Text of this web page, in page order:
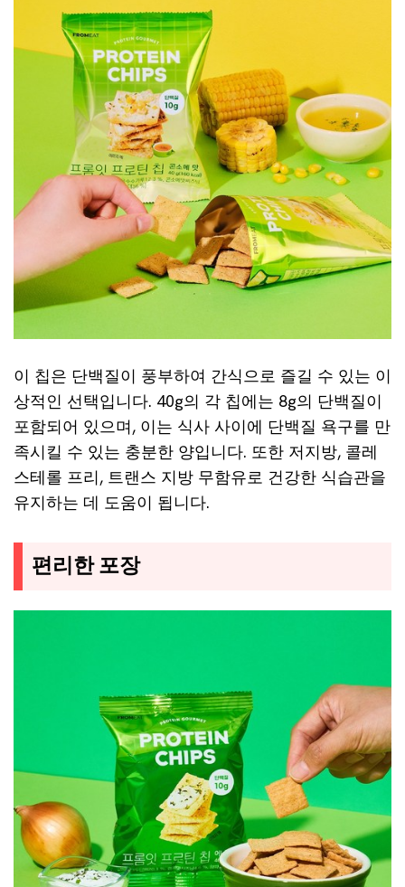
이 칩은 단백질이 풍부하여 간식으로 즐길 수 있는 이
상적인 선택입니다. 40g의 각 칩에는 8g의 단백질이
포함되어 있으며, 이는 식사 사이에 단백질 욕구를 만
족시킬 수 있는 충분한 양입니다. 또한 저지방, 콜레
스테롤 프리, 트랜스 지방 무함유로 건강한 식습관을
유지하는 데 도움이 됩니다.
편리한 포장